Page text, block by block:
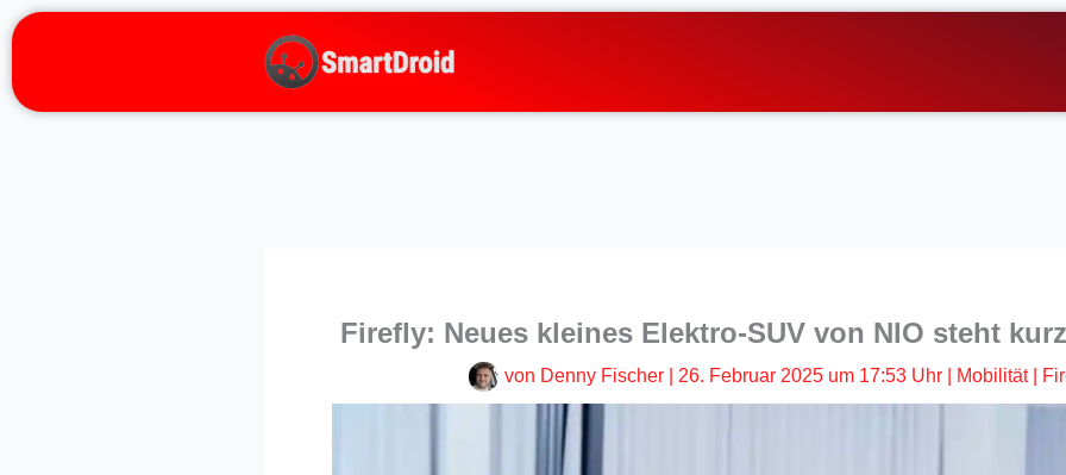
Zum
springen
Firefly: Neues kleines Elektro-SUV von NIO steht
von Denny Fischer 26. Februar 2025 um 17:53 Uhr Mobilität|